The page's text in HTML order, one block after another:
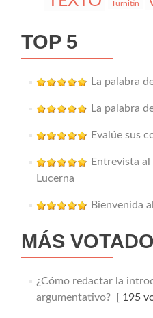
Turnitin
TOP 5
La palabra
La palabra
Evalúe sus
Entrevista
Lucerna
Bienvenida
MÁS
¿Cómo redactar la
argumentativo?[ 195